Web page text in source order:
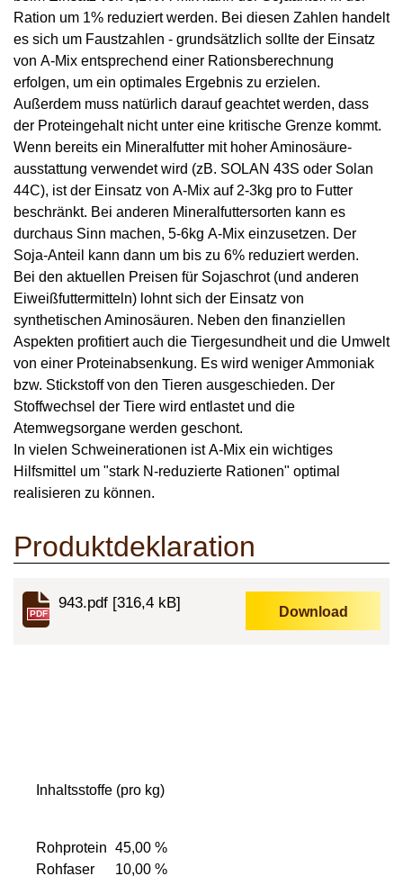
Ration um 1% reduziert werden. Bei diesen Zahlen handelt
es sich um Faustzahlen - grundsätzlich sollte der Einsatz
von A-Mix entsprechend einer Rations­berechnung
erfolgen, um ein optimales Ergebnis zu erzielen.
Außerdem muss natürlich darauf geachtet werden, dass
der Proteingehalt nicht unter eine kritische Grenze kommt.
Wenn bereits ein Mineralfutter mit hoher Aminosäure­
ausstattung verwendet wird (zB. SOLAN 43S oder Solan
44C), ist der Einsatz von A-Mix auf 2-3kg pro to Futter
beschränkt. Bei anderen Mineralfutter­sorten kann es
durchaus Sinn machen, 5-6kg A-Mix einzusetzen. Der
Soja-Anteil kann dann um bis zu 6% reduziert werden.
Bei den aktuellen Preisen für Sojaschrot (und anderen
Eiweißfuttermitteln) lohnt sich der Einsatz von
synthetischen Aminosäuren. Neben den finanziellen
Aspekten profitiert auch die Tiergesundheit und die Umwelt
von einer Proteinabsenkung. Es wird weniger Ammoniak
bzw. Stickstoff von den Tieren ausgeschieden. Der
Stoffwechsel der Tiere wird entlastet und die
Atemwegsorgane werden geschont.
In vielen Schweinerationen istA-Mix ein wichtiges
Hilfsmittel um "stark N-reduzierte Rationen" optimal
realisieren zu können.
Produktdeklaration
PDF
943.pdf [316,4 kB]
Download
Inhaltsstoffe (pro kg)
Rohprotein 45,00 %
Rohfaser
10,00 %